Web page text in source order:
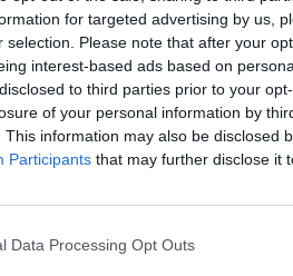
for targeted advertising by us,
selection. Please note that after your
interest-based ads based on
to third parties prior to your
of your personal information by
This information may also be disclosed
Participants that may further disclose it
Data Processing Opt Outs
przed rabunkiem Rosjan.
z całą redutą, niż pozwolić,
gorące uczucia
uczniów gimnazjum w
racji bytu. Uczniowie od czasu
odkrywają swoją tożsamość
i poświęcenie. Żeromski
narodowych jest